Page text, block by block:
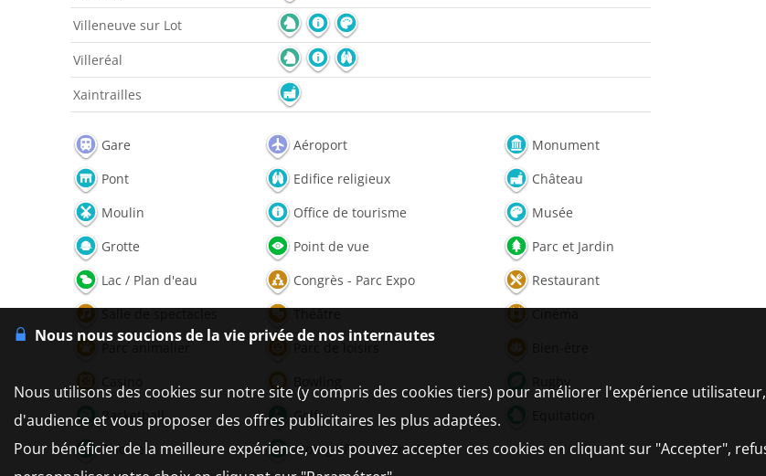
Villeneuve sur Lot
Villeréal
Xaintrailles
Gare Aéroport
Monument
Pont
Edifice religieux
Château
Moulin
Office de tourisme
Musée
Grotte
Point de vue
Parc et Jardin
Lac / Plan d'eau
Congrès - Parc Expo
Restaurant
Casino
Rugby
Basketball
Golf
Piscine
Montgolfière - Parachute
Nous nous soucions de la vie privée de nos internautes
Nous utilisons des cookies sur notre site (y compris des cookies tiers) pour améliorer l'expérience
d'audience et vous proposer des offres publicitaires les plus adaptées.
Pour bénéficier de la meilleure expérience, vous pouvez accepter ces cookies en cliquant sur "Accepter",